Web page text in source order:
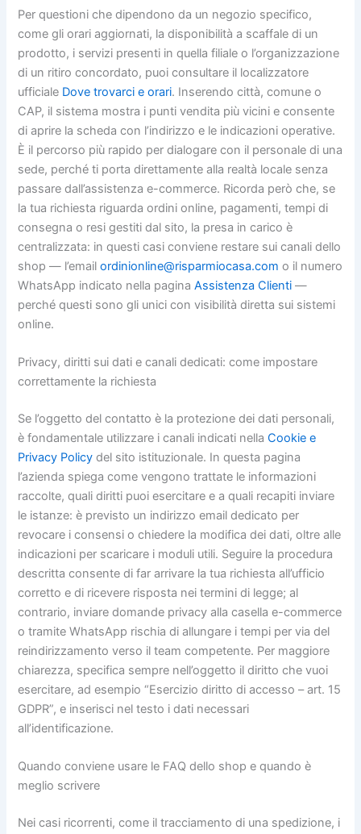
Per questioni che dipendono da un negozio specifico,
come gli orari aggiornati, la disponibilità a scaffale di un
prodotto, i servizi presenti in quella filiale o l’organizzazione
di un ritiro concordato, puoi consultare il localizzatore
ufficiale Dove trovarci e orari. Inserendo città, comune o
CAP, il sistema mostra i punti vendita più vicini e consente
di aprire la scheda con l’indirizzo e le indicazioni operative.
È il percorso più rapido per dialogare con il personale di una
sede, perché ti porta direttamente alla realtà locale senza
passare dall’assistenza e-commerce. Ricorda però che, se
la tua richiesta riguarda ordini online, pagamenti, tempi di
consegna o resi gestiti dal sito, la presa in carico è
centralizzata: in questi casi conviene restare sui canali dello
shop — l’emailordinionline@risparmiocasa.com o il numero
WhatsApp indicato nella paginaAssistenza Clienti —
perché questi sono gli unici con visibilità diretta sui sistemi
online.
Privacy, diritti sui dati e canali dedicati: come impostare
correttamente la richiesta
Se l’oggetto del contatto è la protezione dei dati personali,
è fondamentale utilizzare i canali indicati nellaCookie e
Privacy Policy del sito istituzionale. In questa pagina
l’azienda spiega come vengono trattate le informazioni
raccolte, quali diritti puoi esercitare e a quali recapiti inviare
le istanze: è previsto un indirizzo email dedicato per
revocare i consensi o chiedere la modifica dei dati, oltre alle
indicazioni per scaricare i moduli utili. Seguire la procedura
descritta consente di far arrivare la tua richiesta all’ufficio
corretto e di ricevere risposta nei termini di legge; al
contrario, inviare domande privacy alla casella e-commerce
o tramite WhatsApp rischia di allungare i tempi per via del
reindirizzamento verso il team competente. Per maggiore
chiarezza, specifica sempre nell’oggetto il diritto che vuoi
esercitare, ad esempio “Esercizio diritto di accesso – art. 15
GDPR”, e inserisci nel testo i dati necessari
all’identificazione.
Quando conviene usare le FAQ dello shop e quando è
meglio scrivere
Nei casi ricorrenti, come il tracciamento di una spedizione, i